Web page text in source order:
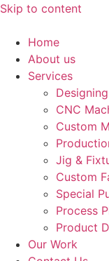
Skip to content
Home
About us
Services
Designing
CNC
Custom
Jig &
Custom
Special
Process
Product
Our Work